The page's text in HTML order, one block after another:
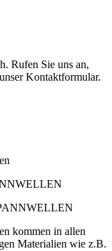
Rufen Sie uns an,
Kontaktformular.
kommen in allen
Materialien wie z.B.